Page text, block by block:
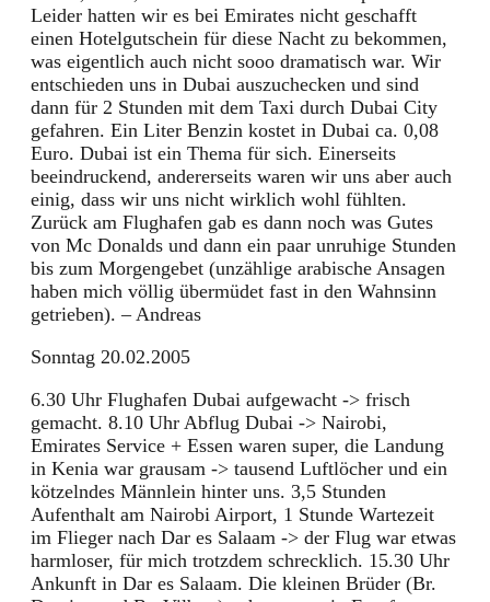
Leider hatten wir es bei Emirates nicht geschafft
einen Hotelgutschein für diese Nacht zu bekommen,
was eigentlich auch nicht sooo dramatisch war. Wir
entschieden uns in Dubai auszuchecken und sind
dann für 2 Stunden mit dem Taxi durch Dubai City
gefahren. Ein Liter Benzin kostet in Dubai ca. 0,08
Euro. Dubai ist ein Thema für sich. Einerseits
beeindruckend, andererseits waren wir uns aber auch
einig, dass wir uns nicht wirklich wohl fühlten.
Zurück am Flughafen gab es dann noch was Gutes
von Mc Donalds und dann ein paar unruhige Stunden
bis zum Morgengebet (unzählige arabische Ansagen
haben mich völlig übermüdet fast in den Wahnsinn
getrieben). – Andreas
Sonntag 20.02.2005
6.30 Uhr Flughafen Dubai aufgewacht -> frisch
gemacht. 8.10 Uhr Abflug Dubai -> Nairobi,
Emirates Service + Essen waren super, die Landung
in Kenia war grausam -> tausend Luftlöcher und ein
kötzelndes Männlein hinter uns. 3,5 Stunden
Aufenthalt am Nairobi Airport, 1 Stunde Wartezeit
im Flieger nach Dar es Salaam -> der Flug war etwas
harmloser, für mich trotzdem schrecklich. 15.30 Uhr
Ankunft in Dar es Salaam. Die kleinen Brüder (Br.